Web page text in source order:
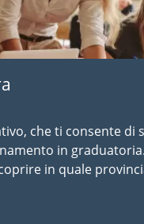
che ti consente di
in
in quale